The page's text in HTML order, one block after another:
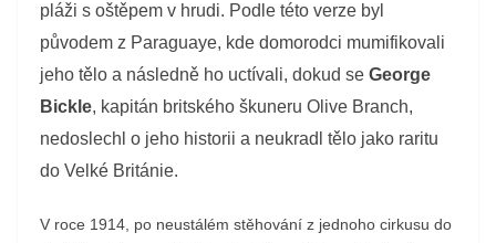
pláži s oštěpem v hrudi. Podle této verze byl
původem z Paraguaye, kde domorodci mumifikovali
jeho tělo a následně ho uctívali, dokud se George
Bickle, kapitán britského škuneru Olive Branch,
nedoslechl o jeho historii a neukradl tělo jako raritu
do Velké Británie.
V roce 1914, po neustálém stěhování z jednoho cirkusu do